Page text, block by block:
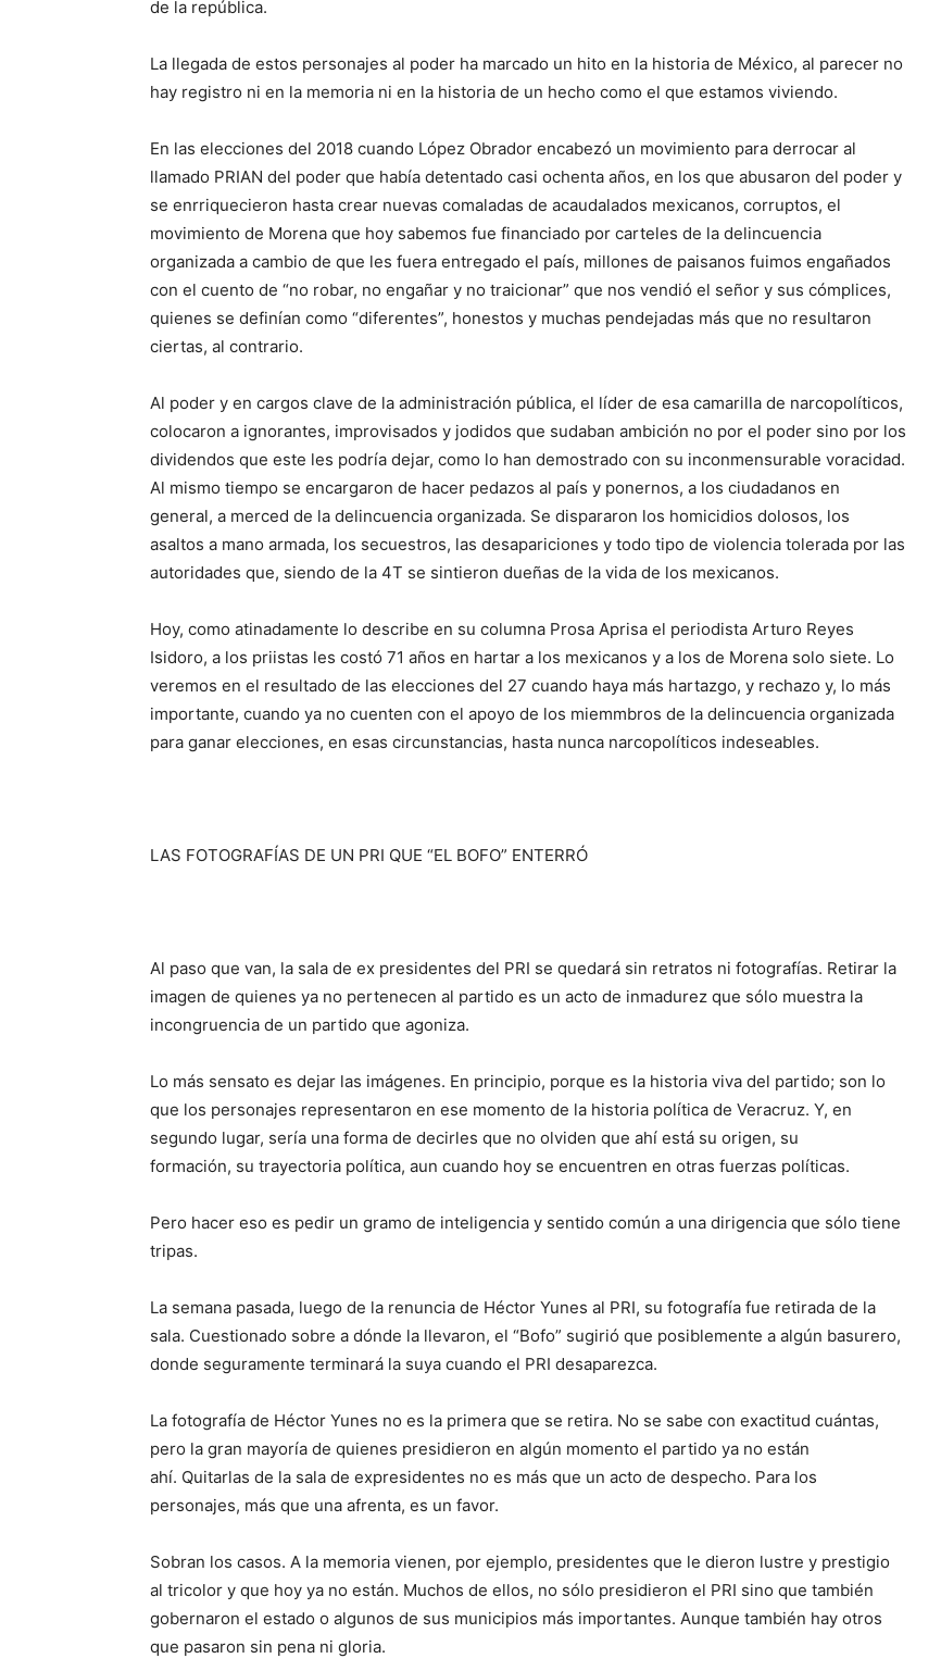
de la república.
La llegada de estos personajes al poder ha marcado un hito en la historia de México, al parecer no
hay registro ni en la memoria ni en la historia de un hecho como el que estamos viviendo.
En las elecciones del 2018 cuando López Obrador encabezó un movimiento para derrocar al
llamado PRIAN del poder que había detentado casi ochenta años, en los que abusaron del poder y
se enrriquecieron hasta crear nuevas comaladas de acaudalados mexicanos, corruptos, el
movimiento de Morena que hoy sabemos fue financiado por carteles de la delincuencia
organizada a cambio de que les fuera entregado el país, millones de paisanos fuimos engañados
con el cuento de “no robar, no engañar y no traicionar” que nos vendió el señor y sus cómplices,
quienes se definían como “diferentes”, honestos y muchas pendejadas más que no resultaron
ciertas, al contrario.
Al poder y en cargos clave de la administración pública, el líder de esa camarilla de narcopolíticos,
colocaron a ignorantes, improvisados y jodidos que sudaban ambición no por el poder sino por los
dividendos que este les podría dejar, como lo han demostrado con su inconmensurable voracidad.
Al mismo tiempo se encargaron de hacer pedazos al país y ponernos, a los ciudadanos en
general, a merced de la delincuencia organizada. Se dispararon los homicidios dolosos, los
asaltos a mano armada, los secuestros, las desapariciones y todo tipo de violencia tolerada por las
autoridades que, siendo de la 4T se sintieron dueñas de la vida de los mexicanos.
Hoy, como atinadamente lo describe en su columna Prosa Aprisa el periodista Arturo Reyes
Isidoro, a los priistas les costó 71 años en hartar a los mexicanos y a los de Morena solo siete. Lo
veremos en el resultado de las elecciones del 27 cuando haya más hartazgo, y rechazo y, lo más
importante, cuando ya no cuenten con el apoyo de los miemmbros de la delincuencia organizada
para ganar elecciones, en esas circunstancias, hasta nunca narcopolíticos indeseables.
LAS FOTOGRAFÍAS DE UN PRI QUE “EL BOFO” ENTERRÓ
Al paso que van, la sala de ex presidentes del PRI se quedará sin retratos ni fotografías. Retirar la
imagen de quienes ya no pertenecen al partido es un acto de inmadurez que sólo muestra la
incongruencia de un partido que agoniza.
Lo más sensato es dejar las imágenes. En principio, porque es la historia viva del partido; son lo
que los personajes representaron en ese momento de la historia política de Veracruz. Y, en
segundo lugar, sería una forma de decirles que no olviden que ahí está su origen, su
formación, su trayectoria política, aun cuando hoy se encuentren en otras fuerzas políticas.
Pero hacer eso es pedir un gramo de inteligencia y sentido común a una dirigencia que sólo tiene
tripas.
La semana pasada, luego de la renuncia de Héctor Yunes al PRI, su fotografía fue retirada de la
sala. Cuestionado sobre a dónde la llevaron, el “Bofo” sugirió que posiblemente a algún basurero,
donde seguramente terminará la suya cuando el PRI desaparezca.
La fotografía de Héctor Yunes no es la primera que se retira. No se sabe con exactitud cuántas,
pero la gran mayoría de quienes presidieron en algún momento el partido ya no están
ahí. Quitarlas de la sala de expresidentes no es más que un acto de despecho. Para los
personajes, más que una afrenta, es un favor.
Sobran los casos. A la memoria vienen, por ejemplo, presidentes que le dieron lustre y prestigio
al tricolor y que hoy ya no están. Muchos de ellos, no sólo presidieron el PRI sino que también
gobernaron el estado o algunos de sus municipios más importantes. Aunque también hay otros
que pasaron sin pena ni gloria.